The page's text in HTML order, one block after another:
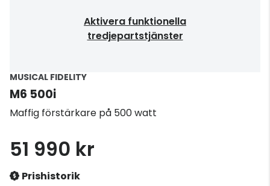
Aktivera funktionella
tredjepartstjänster
MUSICAL FIDELITY
M6 500i
Maffig förstärkare på 500 watt
51 990 kr
Prishistorik